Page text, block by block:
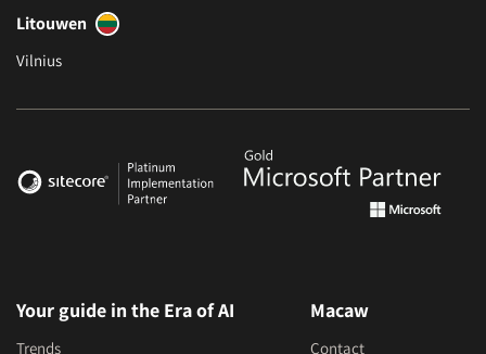
Litouwen
Vilnius
Your guide in the Era of AI
Trends
Macaw
Contact